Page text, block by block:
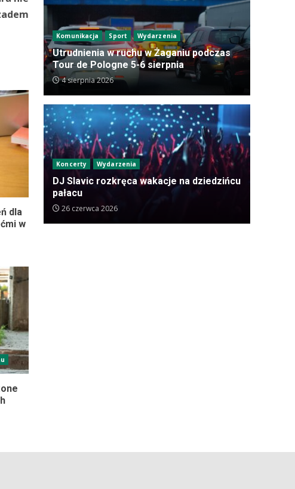
dla
w
Komunikacja Sport Wydarzenia
Utrudnienia w ruchu w Żaganiu podczas
Tour de Pologne 5-6 sierpnia
4 sierpnia 2026
Koncerty Wydarzenia
DJ Slavic rozkręca wakacje na dziedzińcu
pałacu
26 czerwca 2026